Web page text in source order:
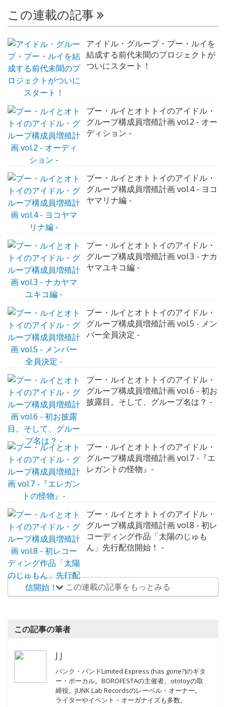
この連載の記事
アイドル・グループ・プー・ルイを
結成する前代未聞のプロジェクトが
ついにスタート！
プー・ルイとオトトイのアイドル・
グループ構成員増殖計画 vol.2 - オー
ディション -
プー・ルイとオトトイのアイドル・
グループ構成員増殖計画 vol.4 - ヨコ
ヤマリナ編 -
プー・ルイとオトトイのアイドル・
グループ構成員増殖計画 vol.3 - ナカ
ヤマユキコ編 -
プー・ルイとオトトイのアイドル・
グループ構成員増殖計画 vol.5 - メン
バー全員決定 -
プー・ルイとオトトイのアイドル・
グループ構成員増殖計画 vol.6 - 初お
披露目。そして、グループ名は？ -
プー・ルイとオトトイのアイドル・
グループ構成員増殖計画 vol.7 -『エ
レガントの怪物』-
プー・ルイとオトトイのアイドル・
グループ構成員増殖計画 vol.8 - 初レ
この記事の筆者